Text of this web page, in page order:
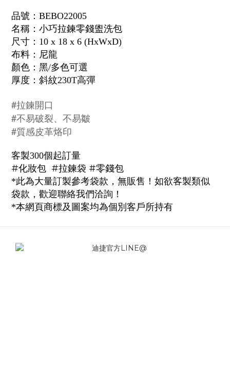
品號： BEBO22005
名稱：小巧拉鍊零錢盥洗包
尺寸：10 x 18 x 6 (HxWxD)
布料： 尼龍
顏色： 黑/多色可選
厚度： 斜紋230T高彈
#拉鍊開口
#不易破裂、不易皺
#質感皮革烙印
客製300個起訂量
#化妝包 #拉鍊袋 #零錢包
*此為大量訂製參考袋款，無販售！如欲客製類似
袋款，歡迎聯絡我們洽詢！
*本網頁商標及圖案均為個別客戶所持有